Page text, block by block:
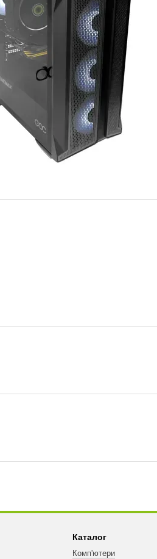
Каталог
Комп'ютери